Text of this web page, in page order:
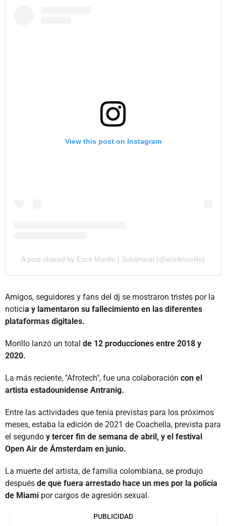
View this post on Instagram
A post shared by Erick Morillo | Subliminal (@erickmorillo)
Amigos, seguidores y fans del dj se mostraron tristes por la
noticia y lamentaron su fallecimiento en las diferentes
plataformas digitales.
Morillo lanzó un total de 12 producciones entre 2018 y
2020.
La más reciente, "Afrotech", fue una colaboración con el
artista estadounidense Antranig.
Entre las actividades que tenía previstas para los próximos
meses, estaba la edición de 2021 de Coachella, prevista para
el segundo y tercer fin de semana de abril, y el festival
Open Air de Ámsterdam en junio.
La muerte del artista, de familia colombiana, se produjo
después de que fuera arrestado hace un mes por la policía
de Miami por cargos de agresión sexual.
PUBLICIDAD